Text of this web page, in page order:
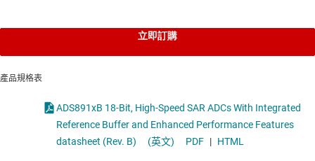
立即訂購
產品規格表
ADS891xB 18-Bit, High-Speed SAR ADCs With Integrated
Reference Buffer and Enhanced Performance Features
datasheet (Rev. B)
(英文) PDF | HTML